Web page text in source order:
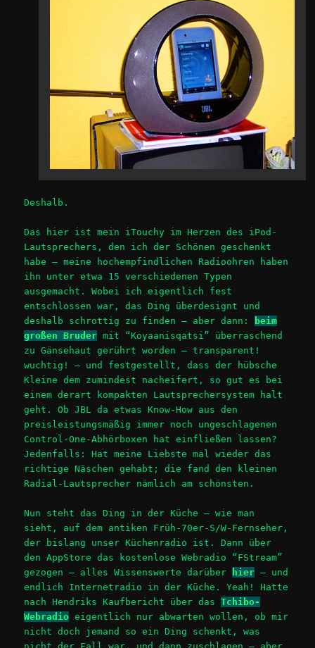
Deshalb.
Das hier ist mein iTouchy im Herzen des iPod-
Lautsprechers, den ich der Schönen geschenkt
habe – meine hochempfindlichen Radioohren haben
ihn unter etwa 15 verschiedenen Typen
ausgemacht. Wobei ich eigentlich fest
entschlossen war, das Ding überdesignt und
deshalb schrottig zu finden – aber dann:
beim
großen Bruder mit “Koyaanisqatsi” überraschend
zu Gänsehaut gerührt worden – transparent!
wuchtig! – und festgestellt, dass der hübsche
Kleine dem zumindest nacheifert, so gut es bei
einem derart kompakten Lautsprechersystem halt
geht. Ob JBL da etwas Know-How aus den
preisleistungsmäßig immer noch ungeschlagenen
Control-One-Abhörboxen hat einfließen lassen?
Jedenfalls: Hat meine Liebste mal wieder das
richtige Näschen gehabt; die fand den kleinen
Radial-Lautsprecher nämlich am schönsten.
Nun steht das Ding in der Küche – wie man
sieht, auf dem antiken Früh-70er-S/W-Fernseher,
der bislang unser Küchenradio ist. Dann über
den AppStore das kostenlose Webradio “FStream”
gezogen – alles Wissenswerte darüber
hier – und
endlich Internetradio in der Küche. Yeah! Hatte
nach Hendriks Kaufbericht über dasTchibo-
Webradio eigentlich nur abwarten wollen, ob mir
nicht doch jemand so ein Ding schenkt, was